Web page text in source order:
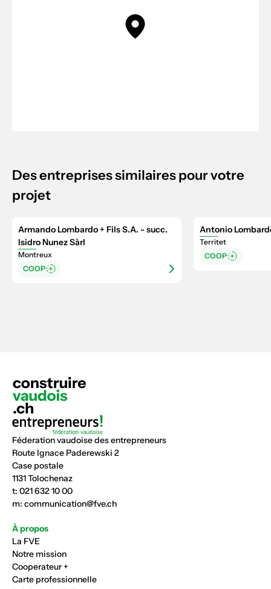
Des entreprises similaires pour votre
projet
Armando Lombardo + Fils S.A. - succ.
Isidro Nunez Sàrl
Montreux
COOP
Antonio
Territet
COOP
Féderation vaudoise des entrepreneurs
Route Ignace Paderewski 2
Case postale
1131 Tolochenaz
t: 021 632 10 00
m: communication@fve.ch
À propos
La FVE
Notre mission
Cooperateur +
Carte professionnelle